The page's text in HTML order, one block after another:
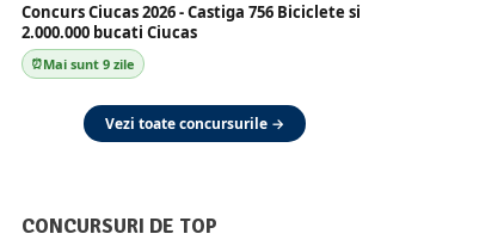
Concurs Ciucas 2026 - Castiga 756 Biciclete si
2.000.000 bucati Ciucas
Mai sunt 9 zile
Vezi toate concursurile →
CONCURSURI DE TOP